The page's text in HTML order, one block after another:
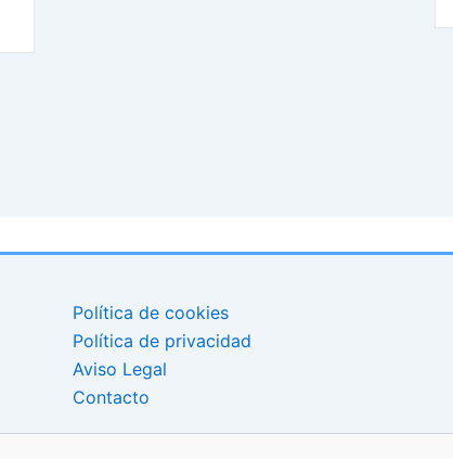
Política de cookies
Política de privacidad
Aviso Legal
Contacto